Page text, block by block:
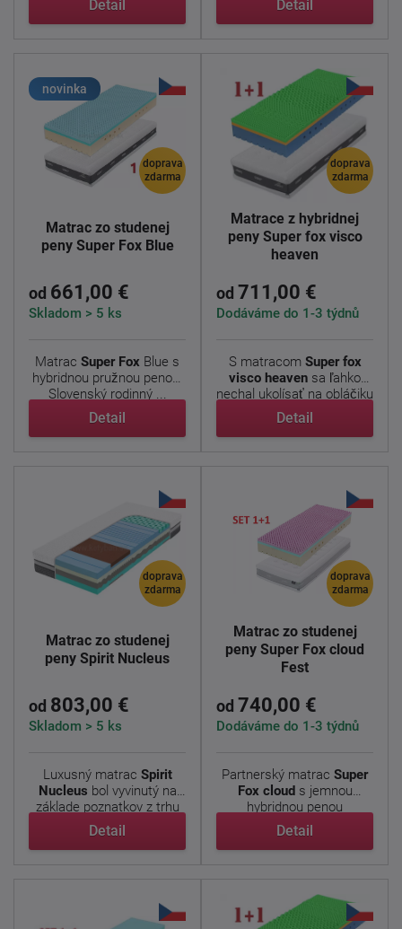
Detail Detail
novinka
doprava
zdarma
Matrac zo studenej
peny Super Fox Blue
od 661,00 €
Skladom > 5 ks
Matrac Super Fox Blue s
hybridnou pružnou penou.
Slovenský rodinný ...
Detail
doprava
zdarma
Matrace z hybridnej
peny Super fox visco
heaven
od 711,00 €
Dodáváme do 1-3 týdnů
S matracom Super fox
visco heaven sa ľahko
nechal ukolísať na obláčiku
...
Detail
doprava
zdarma
Matrac zo studenej
peny Spirit Nucleus
od 803,00 €
Skladom > 5 ks
Luxusný matrac Spirit
Nucleus bol vyvinutý na
základe poznatkov z trhu
...
Detail
doprava
zdarma
Matrac zo studenej
peny Super Fox cloud
Fest
od 740,00 €
Dodáváme do 1-3 týdnů
Partnerský matrac Super
Fox clouds jemnou
hybridnou penou
GelTouch. ...
Detail